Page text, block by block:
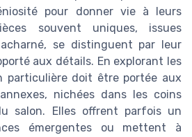
pour donner vie à leurs
souvent uniques, issues
se distinguent par leur
aux détails. En explorant les
particulière doit être portée aux
nichées dans les coins
salon. Elles offrent parfois un
émergentes ou mettent à